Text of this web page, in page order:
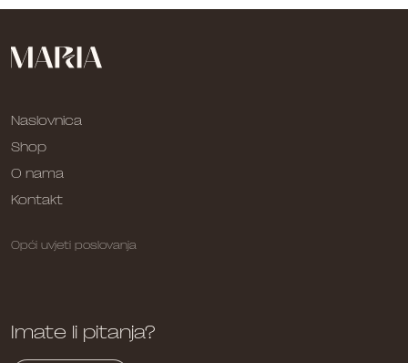
Naslovnica
Shop
O nama
Kontakt
Opći uvjeti poslovanja
Imate li pitanja?